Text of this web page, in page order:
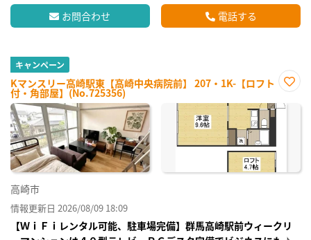
お問合わせ 電話する
キャンペーン
Kマンスリー高崎駅東【高崎中央病院前】 207・1K-【ロフト
付・角部屋】(No.725356)
に入
高崎市
情報更新日 2026/08/09 18:09
【ＷｉＦｉレンタル可能、駐車場完備】群馬高崎駅前ウィークリ